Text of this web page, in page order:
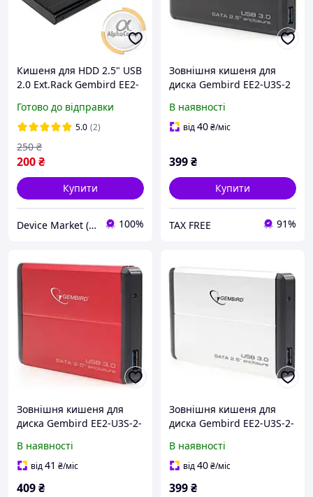
Кишеня для HDD 2.5" USB
2.0 Ext.Rack Gembird EE2-
Готово до відправки
5.0 (2)
200₴
250 ₴
Купити
Device Market (DM) 100%
Зовнішня кишеня для
диска Gembird EE2-U3S-2
В наявності
від40₴/міс
399₴
Купити
TAX FREE 91%
Зовнішня кишеня для
диска Gembird EE2-U3S-2-
В наявності
від41 ₴/міс
409₴
Зовнішня кишеня для
диска Gembird EE2-U3S-2-
В наявності
від40₴/міс
399₴